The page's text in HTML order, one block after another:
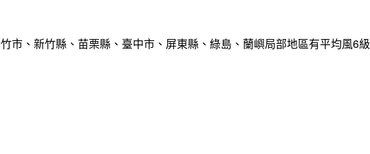
市、新竹縣、苗栗縣、臺中市、屏東縣、綠島、蘭嶼局部地區有平均風6